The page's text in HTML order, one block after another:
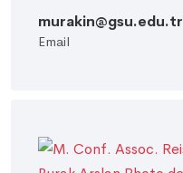
murakin@gsu.edu.tr
Email